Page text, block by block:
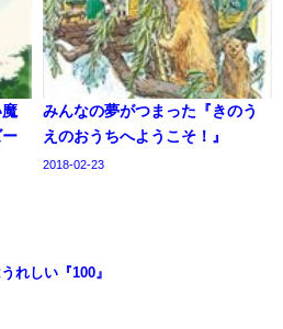
魔
みんなの夢がつまった『きのう
えのおうちへようこそ！』
2018-02-23
れしい『100』